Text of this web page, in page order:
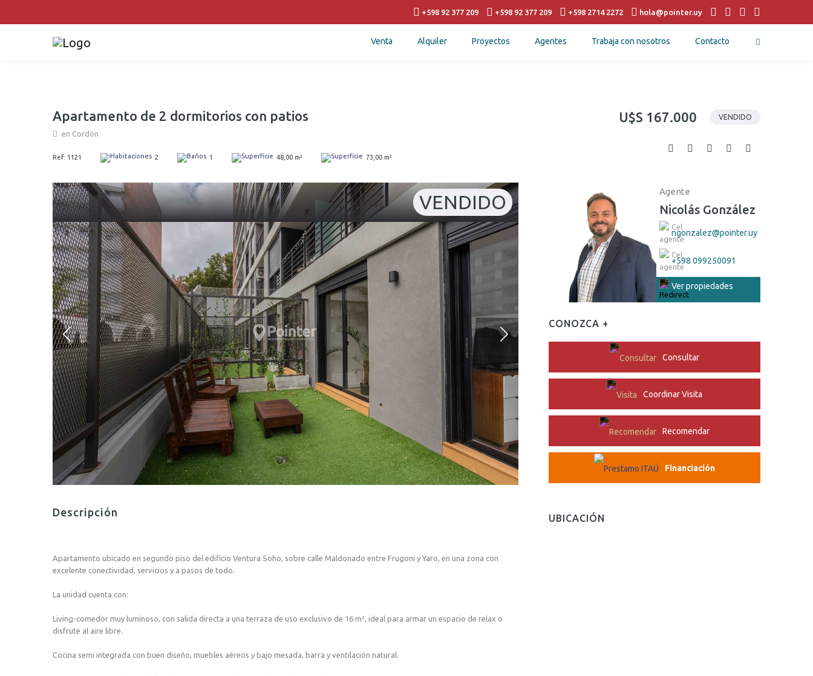
+598 92 377 209 +598 92 377 209 +598 2714 2272 hola@pointer.uy
Venta Alquiler Proyectos Agentes Trabaja con nosotros Contacto
Apartamento de 2 dormitorios con patios
en Cordón
Ref: 1121 2 1 48,00 m² 73,00 m²
U$S 167.000 VENDIDO
VENDIDO
Descripción
Apartamento ubicado en segundo piso del edificio Ventura Soho, sobre calle Maldonado entre Frugoni y Yaro, en una zona con
excelente conectividad, servicios y a pasos de todo.
La unidad cuenta con:
Living-comedor muy luminoso, con salida directa a una terraza de uso exclusivo de 16 m², ideal para armar un espacio de relax o
disfrute al aire libre.
Cocina semi integrada con buen diseño, muebles aéreos y bajo mesada, barra y ventilación natural.
Agente
Nicolás González
ngonzalez@pointer.uy
+598 099250091
Ver propiedades
CONOZCA +
Consultar
Coordinar Visita
Recomendar
Financiación
UBICACIÓN